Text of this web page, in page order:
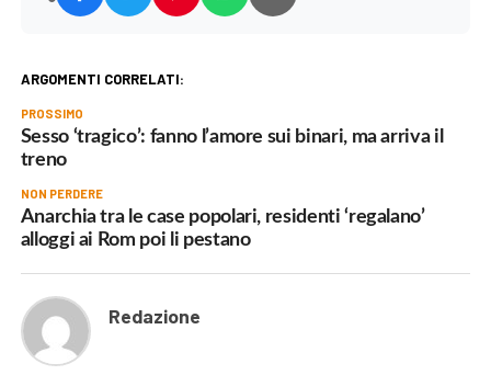
ARGOMENTI CORRELATI:
PROSSIMO
Sesso ‘tragico’: fanno l’amore sui binari, ma arriva il
treno
NON PERDERE
Anarchia tra le case popolari, residenti ‘regalano’
alloggi ai Rom poi li pestano
Redazione